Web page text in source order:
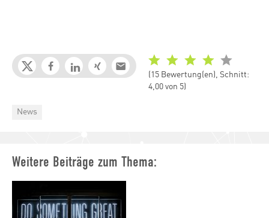
(15 Bewertung(en), Schnitt:
4,00 von 5)
Categories
News
Weitere Beiträge zum Thema: